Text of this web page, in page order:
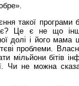
такої програми
Це є не що
долі і його мама
проблеми.
мільйони бітів
Чи не можна